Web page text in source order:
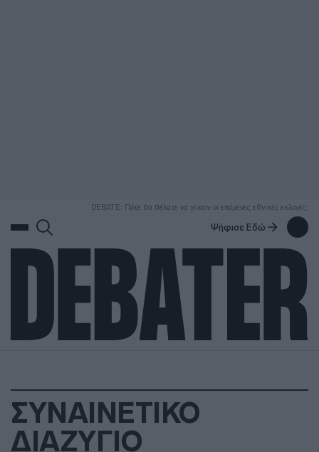
DEBATE: Πότε θα θέλατε να γίνουν οι επόμενες εθνικές εκλογές;
Ψήφισε Εδώ
ΣΥΝΑΙΝΕΤΙΚΟ
ΔΙΑΖΥΓΙΟ